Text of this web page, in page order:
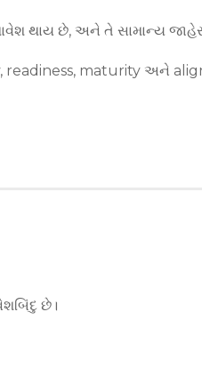
થાય છે, અને તે સામાન્ય
maturity અને
છે।